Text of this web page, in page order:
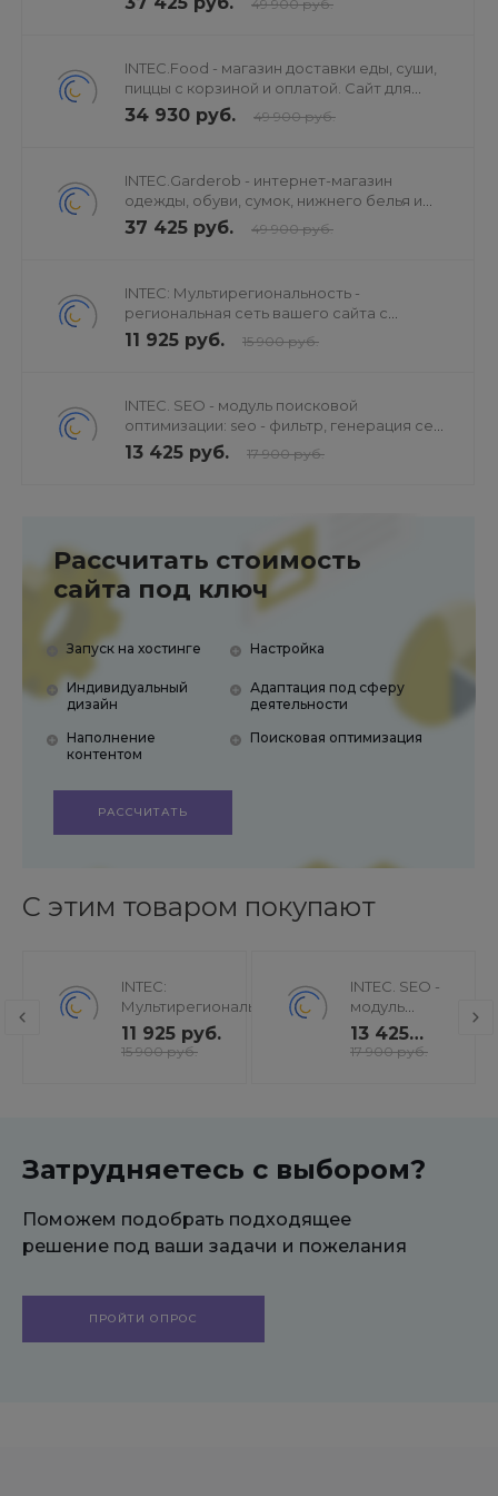
49 900 руб.
INTEC.Food - магазин доставки еды, суши,
пиццы с корзиной и оплатой. Сайт для
ресторанов и кафе
34 930 руб. 49 900 руб.
INTEC.Garderob - интернет-магазин
одежды, обуви, сумок, нижнего белья и
аксессуаров
37 425 руб. 49 900 руб.
INTEC: Мультирегиональность -
региональная сеть вашего сайта с
продвижением в поисковиках
11 925 руб. 15 900 руб.
INTEC. SEO - модуль поисковой
оптимизации: seo - фильтр, генерация сео
- текстов, H1, мета-тегов
13 425 руб. 17 900 руб.
Рассчитать стоимость
сайта под ключ
Запуск на хостинге
Индивидуальный
дизайн
Наполнение
контентом
Настройка
Адаптация под сферу
деятельности
Поисковая оптимизация
РАССЧИТАТЬ
С этим товаром покупают
INTEC:
Мультирегиональность
- региональная сеть
вашего сайта с
11 925 руб.
15 900 руб.
INTEC. SEO -
модуль
поисковой
оптимизации:
13 425
руб.
17 900 руб.
Затрудняетесь с выбором?
Поможем подобрать подходящее
решение под ваши задачи и пожелания
ПРОЙТИ ОПРОС